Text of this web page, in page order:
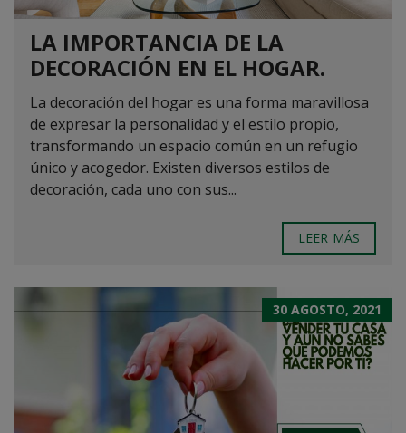
LA IMPORTANCIA DE LA
DECORACIÓN EN EL HOGAR.
La decoración del hogar es una forma maravillosa
de expresar la personalidad y el estilo propio,
transformando un espacio común en un refugio
único y acogedor. Existen diversos estilos de
decoración, cada uno con sus...
LEER MÁS
30 AGOSTO, 2021